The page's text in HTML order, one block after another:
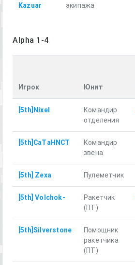
Kazuar
экипажа
Alpha 1-4
Игрок Юнит
[5th]Nixel
Командир
отделения
[5th]СaTаНNCT
Командир
звена
[5th] Zexa Пулеметчик
[5th] Volchok-
Ракетчик
(ПТ)
[5th]Silverstone
Помощник
ракетчика
(ПТ)